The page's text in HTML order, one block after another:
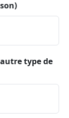
type de